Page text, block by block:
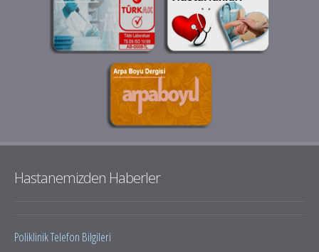
Hastanemizden Haberler
Poliklinik Telefon Bilgileri